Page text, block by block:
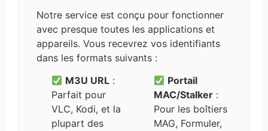
Notre service est conçu pour fonctionner
avec presque toutes les applications et
appareils. Vous recevrez vos identifiants
dans les formats suivants :
M3U URL :
Parfait pour
VLC, Kodi, et la
plupart des
Portail
MAC/Stalker :
Pour les boîtiers
MAG, Formuler,